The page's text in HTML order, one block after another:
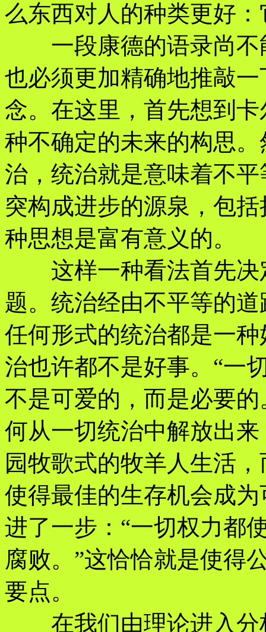
么东西对人的种类更好
一段康德的语录尚不
也必须更加精确地推敲
念。在这里，首先想到
种不确定的未来的构思
治，统治就是意味着不
突构成进步的源泉，包
种思想是富有意义的。
这样一种看法首先决
题。统治经由不平等的
任何形式的统治都是一
治也许都不是好事。“一
不是可爱的，而是必要
何从一切统治中解放出
园牧歌式的牧羊人生活
使得最佳的生存机会成
进了一步：“一切权力都
腐败。”这恰恰就是使得
要点。
在我们由理论进入分